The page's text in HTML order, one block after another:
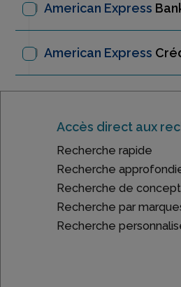
American Express
American Express
Accès direct aux
Recherche rapide
Recherche
Recherche de
Recherche par
Recherche